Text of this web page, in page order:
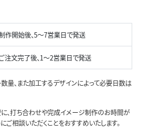
作開始後、5～7営業日で発送
注文完了後、1～2営業日で発送
量、また加工するデザインによって必要日数は
、打ち合わせや完成イメージ制作のお時間が
相談いただくことをおすすめいたします。